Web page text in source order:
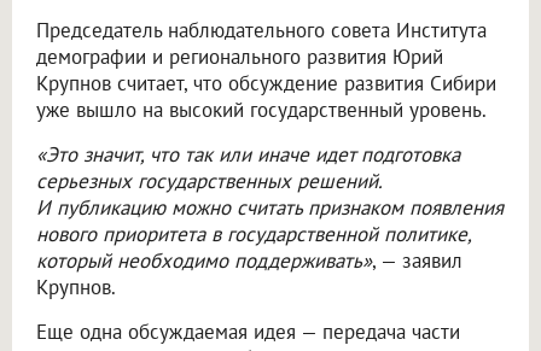
Председатель наблюдательного совета Института
демографии и регионального развития Юрий
Крупнов считает, что обсуждение развития Сибири
уже вышло на высокий государственный уровень.
«Это значит, что так или иначе идет подготовка
серьезных государственных решений.
И публикацию можно считать признаком появления
нового приоритета в государственной политике,
который необходимо поддерживать», — заявил
Крупнов.
Еще одна обсуждаемая идея — передача части